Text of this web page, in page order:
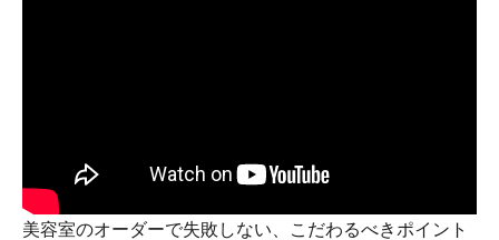
美容室のオーダーで失敗しない、こだわるべきポイント